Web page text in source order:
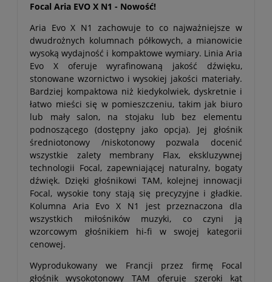
Focal Aria EVO X N1 - Nowość!
Aria Evo X N1 zachowuje to co najważniejsze w
dwudrożnych kolumnach półkowych, a mianowicie
wysoką wydajność i kompaktowe wymiary. Linia Aria
Evo X oferuje wyrafinowaną jakość dźwięku,
stonowane wzornictwo i wysokiej jakości materiały.
Bardziej kompaktowa niż kiedykolwiek, dyskretnie i
łatwo mieści się w pomieszczeniu, takim jak biuro
lub mały salon, na stojaku lub bez elementu
podnoszącego (dostępny jako opcja). Jej głośnik
średniotonowy /niskotonowy pozwala docenić
wszystkie zalety membrany Flax, ekskluzywnej
technologii Focal, zapewniającej naturalny, bogaty
dźwięk. Dzięki głośnikowi TAM, kolejnej innowacji
Focal, wysokie tony stają się precyzyjne i gładkie.
Kolumna Aria Evo X N1 jest przeznaczona dla
wszystkich miłośników muzyki, co czyni ją
wzorcowym głośnikiem hi-fi w swojej kategorii
cenowej.
Wyprodukowany we Francji przez firmę Focal
głośnik wysokotonowy TAM oferuje szeroki kąt